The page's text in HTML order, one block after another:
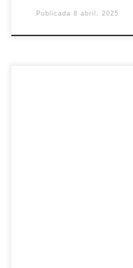
Publicada 8 abril, 2025